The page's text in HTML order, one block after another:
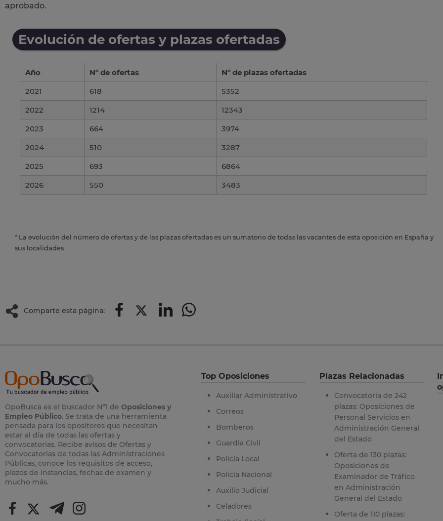
aprobado.
Evolución de ofertas y plazas ofertadas
Año Nº de ofertas
Nº de plazas ofertadas
2021
618
5352
2022
1214
12343
2023
664
3974
2024
510
3287
2025
693
6864
2026
550 3483
* La evolución del número de ofertas y de las plazas ofertadas es un sumatorio de todas las vacantes de esta oposición en España y
sus localidades
Comparte esta página:
OpoBusca es el buscador Nº1 de Oposiciones y
Empleo Público. Se trata de una herramienta
pensada para los opositores que necesitan
estar al día de todas las ofertas y
convocatorias. Recibe avisos de Ofertas y
Convocatorias de todas las Administraciones
Públicas, conoce los requisitos de acceso,
plazos de instancias, fechas de examen y
mucho más.
Top Oposiciones
Auxiliar Administrativo
Correos
Bomberos
Guardia Civil
Policía Local
Policía Nacional
Auxilio Judicial
Celadores
Plazas Relacionadas
Convocatoria de 242
plazas: Oposiciones de
Personal Servicios en
Administración General
del Estado
Oferta de 130 plazas:
Oposiciones de
Examinador de Tráfico
en Administración
General del Estado
Oferta de 110 plazas: